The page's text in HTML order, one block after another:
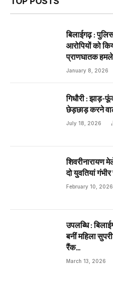
बिलाईगढ़ :
आरोपियों को
प्राणघातक हमले
January 8, 2026
गिधौरी : झाड़-
छेड़छाड़ करने
July 18, 2026
शिवरीनारायण
दो युवतियां
February 10, 2026
उपलब्धि :
बनीं महिला
रैंक…
March 13, 2026